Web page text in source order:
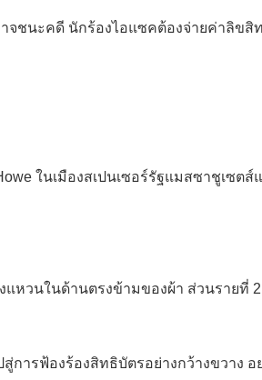
ชนะคดี นักร้องไอแซคต้องจ่ายค่าลิขสิ
ในเมืองสเปนเซอร์รัฐแมสซาชูเซต
หวนในด้านตรงข้ามของผ้า ส่วนราย
ารฟ้องร้องสิทธิบัตรอย่างกว้างขวาง